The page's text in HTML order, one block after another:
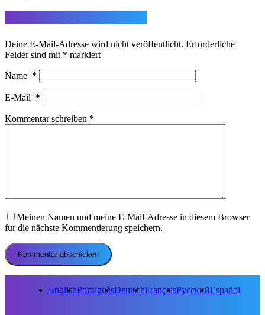
Deine E-Mail-Adresse wird nicht veröffentlicht. Erforderliche
Felder sind mit * markiert
Name *
E-Mail *
Kommentar schreiben *
Meinen Namen und meine E-Mail-Adresse in diesem Browser
für die nächste Kommentierung speichern.
Kommentar abschicken
EnglishPortuguêsDeutschFrançaisРусскийEspañol